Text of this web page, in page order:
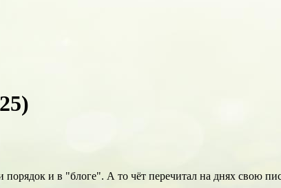
и в "блоге". А то чёт перечитал на днях свою